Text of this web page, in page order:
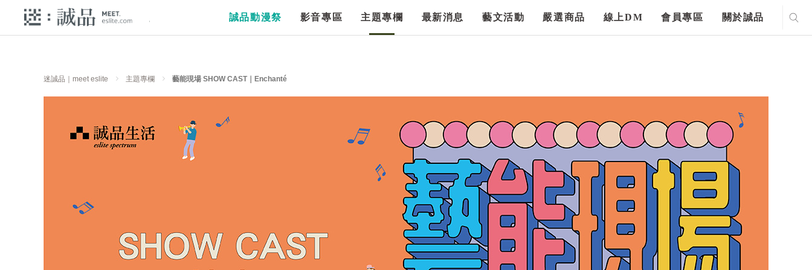
誠品動漫祭 影音專區 主題專欄 最新消息 藝文活動 嚴選商品 線上DM 會員專區 關於誠品
迷誠品｜meet eslite 主題專欄 藝能現場 SHOW CAST｜Enchanté